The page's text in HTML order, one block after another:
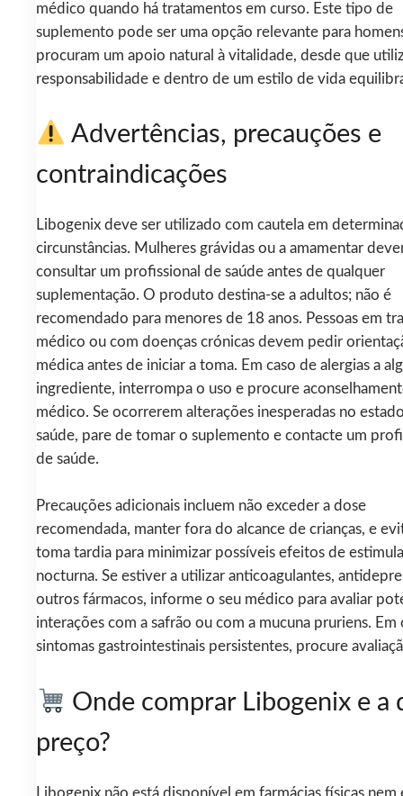
médico quando há tratamentos em curso. Este tipo de
suplemento pode ser uma opção relevante para
procuram um apoio natural à vitalidade, desde que
responsabilidade e dentro de um estilo de vida
Advertências, precauções e
contraindicações
Libogenix deve ser utilizado com cautela em
circunstâncias. Mulheres grávidas ou a amamentar
consultar um profissional de saúde antes de qualquer
suplementação. O produto destina-se a adultos; não é
recomendado para menores de 18 anos. Pessoas em
médico ou com doenças crónicas devem pedir
médica antes de iniciar a toma. Em caso de alergias a
ingrediente, interrompa o uso e procure
médico. Se ocorrerem alterações inesperadas no
saúde, pare de tomar o suplemento e contacte um
de saúde.
Precauções adicionais incluem não exceder a dose
recomendada, manter fora do alcance de crianças, e
toma tardia para minimizar possíveis efeitos de
nocturna. Se estiver a utilizar anticoagulantes,
outros fármacos, informe o seu médico para avaliar
interações com a safrão ou com a mucuna pruriens. Em
sintomas gastrointestinais persistentes, procure
Onde comprar Libogenix e a
preço?